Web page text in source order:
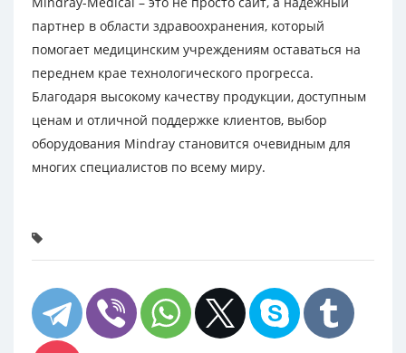
партнер в области здравоохранения, который
помогает медицинским учреждениям оставаться на
переднем крае технологического прогресса.
Благодаря высокому качеству продукции, доступным
ценам и отличной поддержке клиентов, выбор
оборудования Mindray становится очевидным для
многих специалистов по всему миру.